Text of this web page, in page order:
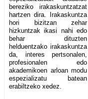
bereziko irakaskuntzatzat
hartzen dira. Irakaskuntza
hori bizitzan zehar
hizkuntzak ikasi nahi edo
behar dituzten
helduentzako irakaskuntza
da, interes pertsonalen,
profesionalen edo
akademikoen arloan modu
espezializatu batean
erabiltzeko xedez.